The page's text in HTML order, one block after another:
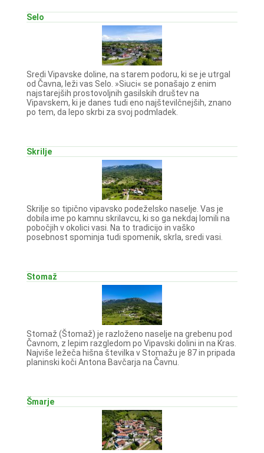
Selo
Sredi Vipavske doline, na starem podoru, ki se je utrgal
od Čavna, leži vas Selo. »Siuci« se ponašajo z enim
najstarejših prostovoljnih gasilskih društev na
Vipavskem, ki je danes tudi eno najštevilčnejših, znano
po tem, da lepo skrbi za svoj podmladek.
Skrilje
Skrilje so tipično vipavsko podeželsko naselje. Vas je
dobila ime po kamnu skrilavcu, ki so ga nekdaj lomili na
pobočjih v okolici vasi. Na to tradicijo in vaško
posebnost spominja tudi spomenik, skrla, sredi vasi.
Stomaž
Stomaž (Štomaž) je razloženo naselje na grebenu pod
Čavnom, z lepim razgledom po Vipavski dolini in na Kras.
Najviše ležeča hišna številka v Stomažu je 87 in pripada
planinski koči Antona Bavčarja na Čavnu.
Šmarje